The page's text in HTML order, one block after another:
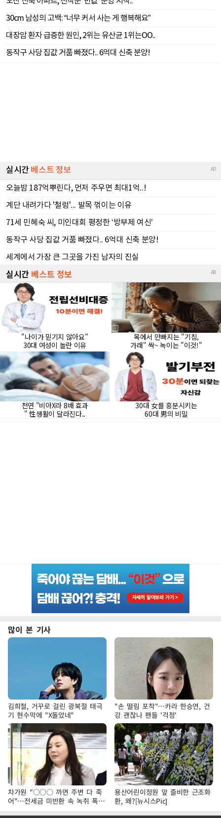
많이 본 기사
김희철, 거꾸로 걸린 광복절 태극
기 현수막에 "X돌았네"
"손 떨림 포착"…카라 한승연, 건
강 괜찮나 팬들 '걱정'
차가원 "○○○ 까면 주변 다 죽
어"…전세금 미반환 속 녹취 폭로
파장
용산어린이정원 앞 즐비한 근조화
환, 왜?[뉴시스Pic]